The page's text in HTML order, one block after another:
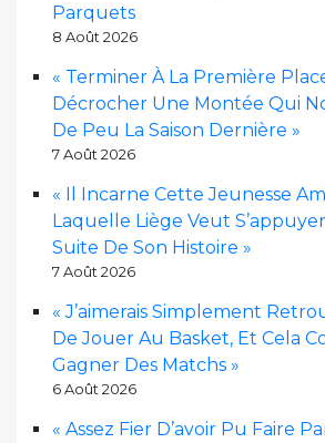
Parquets
8 Août 2026
« Terminer À La Première
Décrocher Une Montée Qui
De Peu La Saison Dernière »
7 Août 2026
« Il Incarne Cette Jeunesse
Laquelle Liège Veut
Suite De Son Histoire »
7 Août 2026
« J’aimerais Simplement
De Jouer Au Basket, Et Cela
Gagner Des Matchs »
6 Août 2026
« Assez Fier D’avoir Pu Faire